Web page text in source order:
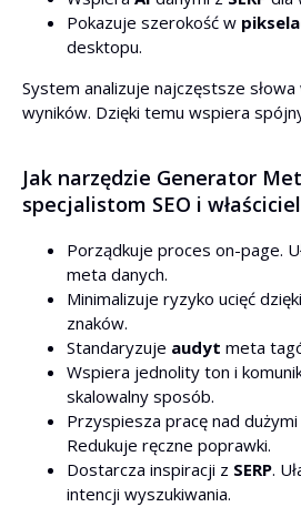
Pokazuje szerokość w
desktopu.
System analizuje najczęstsze
wyników. Dzięki temu wspiera
Jak narzędzie Generator
specjalistom SEO i
Porządkuje proces on-page.
meta danych.
Minimalizuje ryzyko ucięć
znaków.
Standaryzuje audyt meta
Wspiera jednolity ton i
skalowalny sposób.
Przyspiesza pracę nad
Redukuje ręczne poprawki.
Dostarcza inspiracji z SERP.
intencji wyszukiwania.